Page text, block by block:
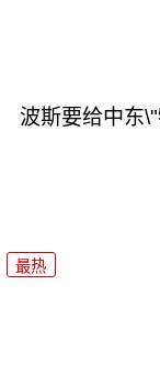
波斯要给中东
最热